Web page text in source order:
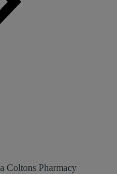
Coltons Pharmacy